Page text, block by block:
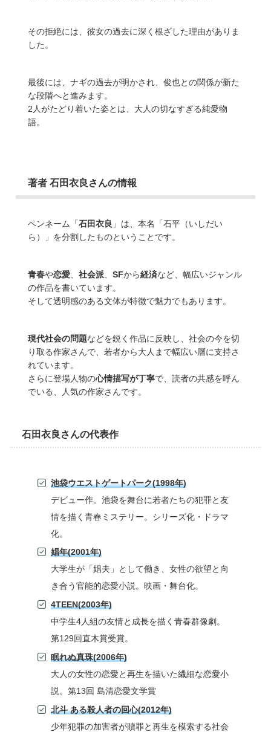
その拒絶には、彼女の過去に深く根ざした理由がありま
した。
最後には、ナギの過去が明かされ、俊也との関係が新た
な段階へと進みます。
2人がたどり着いた姿とは、大人の切なすぎる純愛物
語。
著者 石田衣良さんの情報
ペンネーム「石田衣良 」は、本名「石平（いしだい
ら）」を分割したものということです。
青春や恋愛、 社会派、 SFから経済など、幅広いジャンル
の作品を書いています。
そして透明感のある文体が特徴で魅力でもあります。
現代社会の問題などを鋭く作品に反映し、社会の今を切
り取る作家さんで、若者から大人まで幅広い層に支持さ
れています。
さらに登場人物の心情描写が丁寧で、読者の共感を呼ん
でいる、人気の作家さんです。
石田衣良さんの代表作
池袋ウエストゲートパーク(1998年)
デビュー作。池袋を舞台に若者たちの犯罪と友
情を描く青春ミステリー。シリーズ化・ドラマ
化。
娼年(2001年)
大学生が「娼夫」として働き、女性の欲望と向
き合う官能的恋愛小説。映画・舞台化。
4TEEN(2003年)
中学生4人組の友情と成長を描く青春群像劇。
第129回直木賞受賞。
眠れぬ真珠(2006年)
大人の女性の恋愛と再生を描いた繊細な恋愛小
説。第13回 島清恋愛文学賞
北斗 ある殺人者の回心(2012年)
少年犯罪の加害者が贖罪と再生を模索する社会